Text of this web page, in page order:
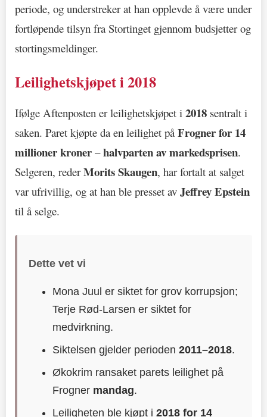
periode, og understreker at han opplevde å være under
fortløpende tilsyn fra Stortinget gjennom budsjetter og
stortingsmeldinger.
Leilighetskjøpet i 2018
Ifølge Aftenposten er leilighetskjøpet i 2018 sentralt i
saken. Paret kjøpte da en leilighet påFrogner for 14
millioner kroner –halvparten av markedsprisen.
Selgeren, rederMorits Skaugen, har fortalt at salget
var ufrivillig, og at han ble presset av Jeffrey Epstein
til å selge.
Dette vet vi
Mona Juul er siktet for grov korrupsjon;
Terje Rød-Larsen er siktet for
medvirkning.
Siktelsen gjelder perioden2011–2018.
Økokrim ransaket parets leilighet på
Frogner mandag.
Leiligheten ble kjøpt i2018 for 14